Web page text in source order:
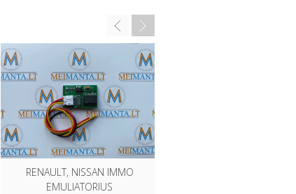
RENAULT, NISSAN IMMO
EMULIATORIUS